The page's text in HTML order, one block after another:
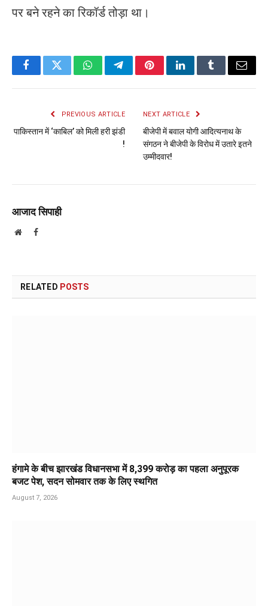
पर बने रहने का रिकॉर्ड तोड़ा था।
FacebookTwitterWhatsAppTelegramPinterestLinkedInTumblrEmail
PREVIOUS ARTICLE
पाकिस्तान में ‘काबिल’ को मिली हरी झंडी
!
NEXT ARTICLE
बीजेपी में बवाल योगी आदित्यनाथ के
संगठन ने बीजेपी के विरोध में उतारे इतने
उम्मीदवार!
आजाद सिपाही
WebsiteFacebook
RELATED POSTS
हंगामे के बीच झारखंड विधानसभा में 8,399 करोड़ का पहला अनुपूरक
बजट पेश, सदन सोमवार तक के लिए स्थगित
August 7, 2026